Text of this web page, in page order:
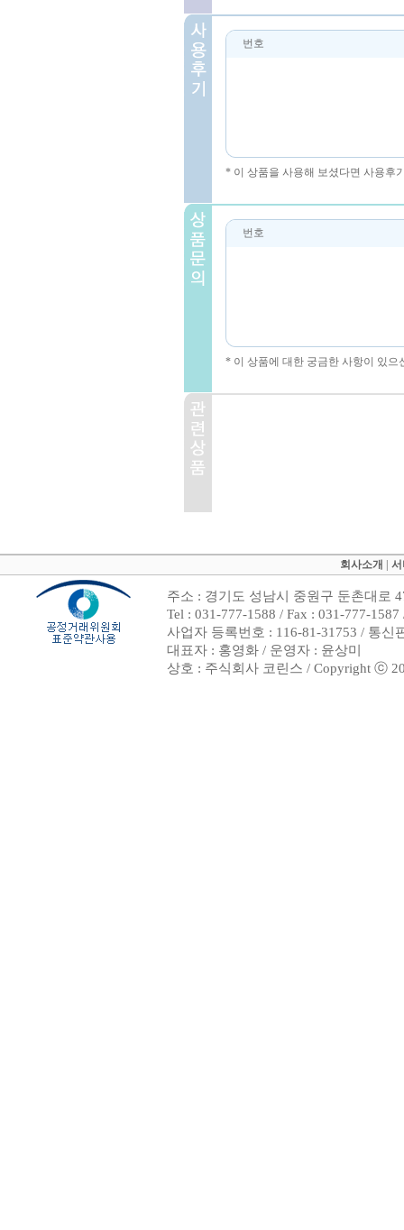
번호
* 이 상품을 사용해 보셨다면 사용후
번호
* 이 상품에 대한 궁금한 사항이 있
회사소개
주소 : 경기도 성남시 중원구 둔촌대로
Tel : 031-777-1588 / Fax : 031-777-
사업자 등록번호 : 116-81-31753 / 통신
대표자 : 홍영화 / 운영자 : 윤상미
상호 : 주식회사 코린스 / Copyright ⓒ